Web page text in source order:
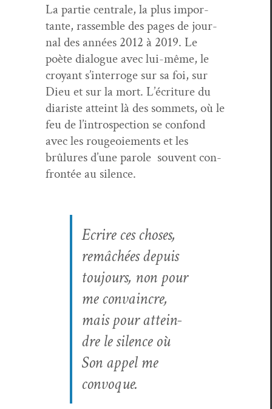
La par­tie cen­trale, la plus impor­
tante, rassem­ble des pages de jour­
nal des années 2012 à 2019. Le
poète dia­logue avec lui-même, le
croy­ant s’interroge sur sa foi, sur
Dieu et sur la mort. L’écriture du
diariste atteint là des som­mets, où le
feu de l’introspection se con­fond
avec les rougeoiements et les
brûlures d’une parole sou­vent con­
fron­tée au silence.
Ecrire ces choses,
remâchées depuis
tou­jours, non pour
me con­va­in­cre,
mais pour attein­
dre le silence où
Son appel me
convoque.